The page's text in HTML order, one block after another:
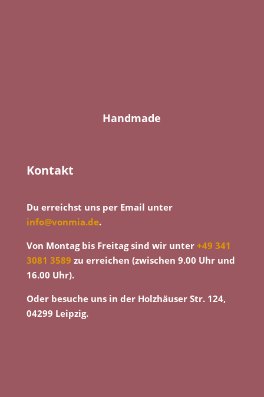
Handmade
Kontakt
Du erreichst uns per Email unter
info@vonmia.de.
Von Montag bis Freitag sind wir unter +49 341
3081 3589 zu erreichen (zwischen 9.00 Uhr und
16.00 Uhr).
Oder besuche uns in der Holzhäuser Str. 124,
04299 Leipzig.